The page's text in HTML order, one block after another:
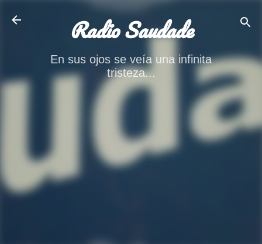
Radio Saudade
En sus ojos se veía una infinita
tristeza...